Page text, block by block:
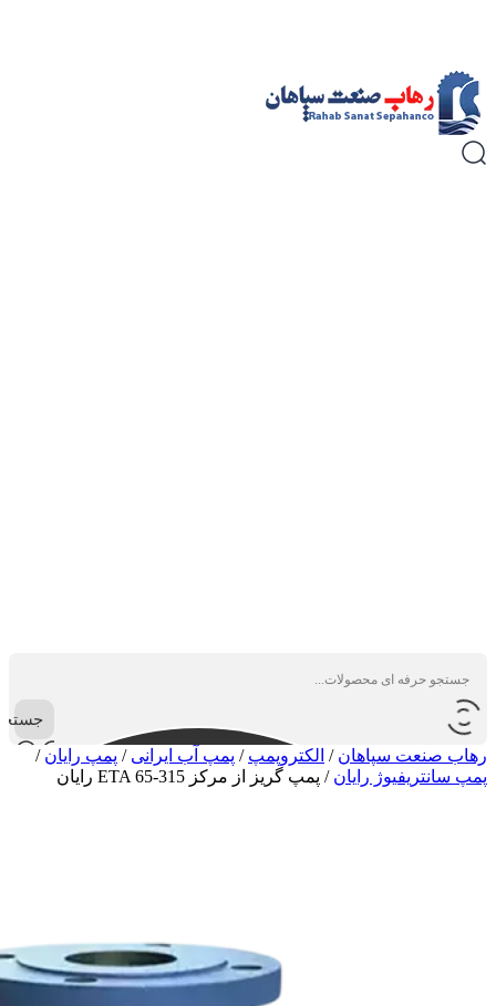
رهاب صنعت سپاهان / الکتروپمپ / پمپ آب ایرانی / پمپ رایان /
پمپ سانتریفیوژ رایان / پمپ گریز از مرکز ETA 65-315 رایان